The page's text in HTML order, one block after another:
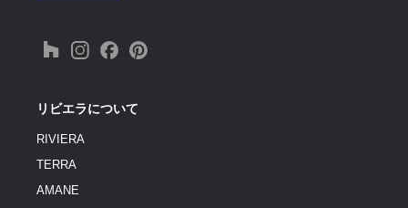
リビエラについて
RIVIERA
TERRA
AMANE